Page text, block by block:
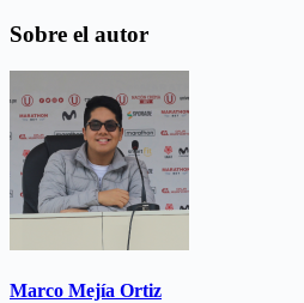
Sobre el autor
Marco Mejía Ortiz